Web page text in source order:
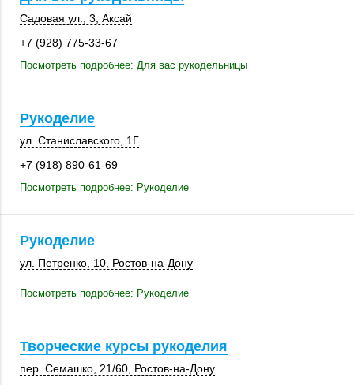
Садовая ул., 3 Аксай
+7 (928) 775-33-67
Посмотреть подробнее: Для вас рукодельницы
Рукоделие
ул. Станиславского, 1Г
+7 (918) 890-61-69
Посмотреть подробнее: Рукоделие
Рукоделие
ул. Петренко, 10 Ростов-на-Дону
Посмотреть подробнее: Рукоделие
Творческие курсы рукоделия
пер. Семашко 21/60 Ростов-на-Дону